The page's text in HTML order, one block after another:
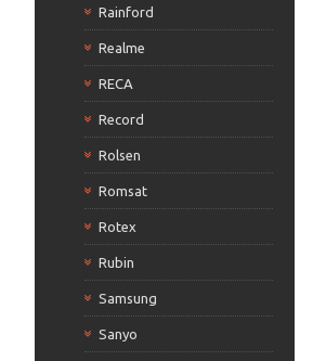
Rainford
Realme
RECA
Record
Rolsen
Romsat
Rotex
Rubin
Samsung
Sanyo